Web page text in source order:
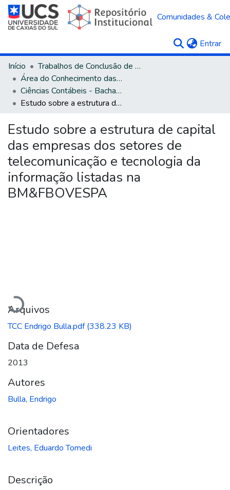
Comunidades &
Entrar
Início
Trabalhos de Conclusão de Curso
Área do Conhecimento das Ciências Sociais Aplicadas
Ciências Contábeis - Bacharelado
Estudo sobre a estrutura de capital das empresas dos setores de telecomunicação e tecnologia da informação listadas na BM&FBOVESPA
Estudo sobre a estrutura de capital
das empresas dos setores de
telecomunicação e tecnologia da
informação listadas na
BM&FBOVESPA
Carregando...
Arquivos
TCC Endrigo Bulla.pdf(338.23 KB)
Data de Defesa
2013
Autores
Bulla, Endrigo
Orientadores
Leites, Eduardo Tomedi
Descrição